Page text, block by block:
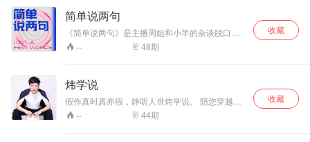
钱宝网 e租宝 无上生活 小懒猪 联壁金融 等等都
投资过）
简单说两句
《简单说两句》是主播周姐和小羊的杂谈脱口
秀，谈论生活和感情中一些想法，希望用真诚的
交流态度带给大家更多有趣的故事和思考。
-- 48期
收藏
炜学说
假作真时真亦假，静听人世炜学说。 陪您穿越历
史人文，笑对人生。 碎片化时代精进法门。 炜学
说，伴您走上人生晋级之路。
-- 44期
收藏